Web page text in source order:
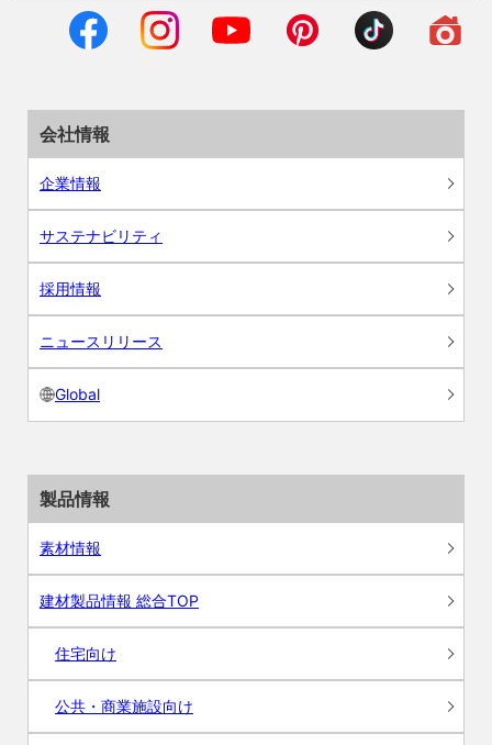
会社情報
企業情報
サステナビリティ
採用情報
ニュースリリース
Global
製品情報
素材情報
建材製品情報 総合TOP
住宅向け
公共・商業施設向け